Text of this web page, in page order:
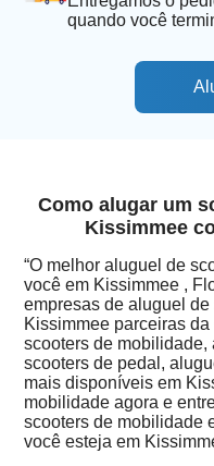
quando você
Como alugar um
Kissimmee
“O melhor aluguel de
você em Kissimmee ,
empresas de aluguel
Kissimmee parceiras
scooters de
scooters de pedal,
mais disponíveis em
mobilidade agora e
scooters de mobilidade
você esteja em